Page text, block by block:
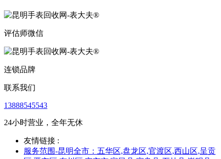
评估师微信
连锁品牌
联系我们
13888545543
24小时营业，全年无休
友情链接 :
服务范围-昆明全市：五华区,盘龙区,官渡区,西山区,呈贡